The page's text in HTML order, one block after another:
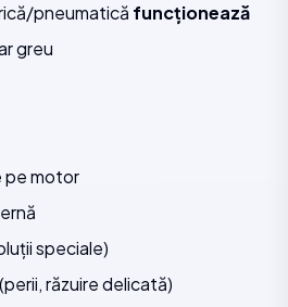
pneumatică funcționează
greu
pe motor
speciale)
răzuire delicată)